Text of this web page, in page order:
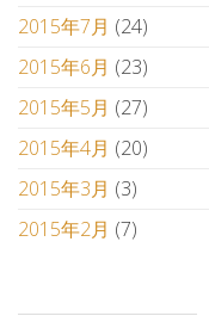
2015年7月 (24)
2015年6月 (23)
2015年5月 (27)
2015年4月 (20)
2015年3月 (3)
2015年2月 (7)